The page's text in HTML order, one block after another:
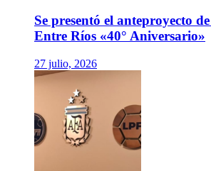
Se presentó el anteproyecto
Entre Ríos «40° Aniversario»
27 julio, 2026